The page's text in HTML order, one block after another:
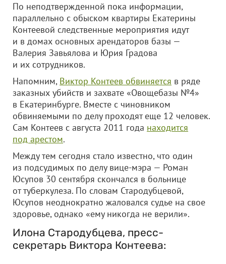
По неподтвержденной пока информации,
параллельно с обыском квартиры Екатерины
Контеевой следственные мероприятия идут
и в домах основных арендаторов базы —
Валерия Завьялова и Юрия Градова
и их сотрудников.
Напомним, Виктор Контеев обвиняется в ряде
заказных убийств и захвате «Овощебазы №4»
в Екатеринбурге. Вместе с чиновником
обвиняемыми по делу проходят еще 12 человек.
Сам Контеев с августа 2011 года находится
под арестом.
Между тем сегодня стало известно, что один
из подсудимых по делу вице-мэра — Роман
Юсупов 30 сентября скончался в больнице
от туберкулеза. По словам Стародубцевой,
Юсупов неоднократно жаловался судье на свое
здоровье, однако «ему никогда не верили».
Илона Стародубцева, пресс-
секретарь Виктора Контеева: